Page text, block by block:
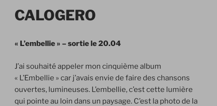
CALOGERO
« L’embellie » – sortie le 20.04
J’ai souhaité appeler mon cinquième album
« L’Embellie » car j’avais envie de faire des chansons
ouvertes, lumineuses. L’embellie, c’est cette lumière
qui pointe au loin dans un paysage. C’est la photo de la